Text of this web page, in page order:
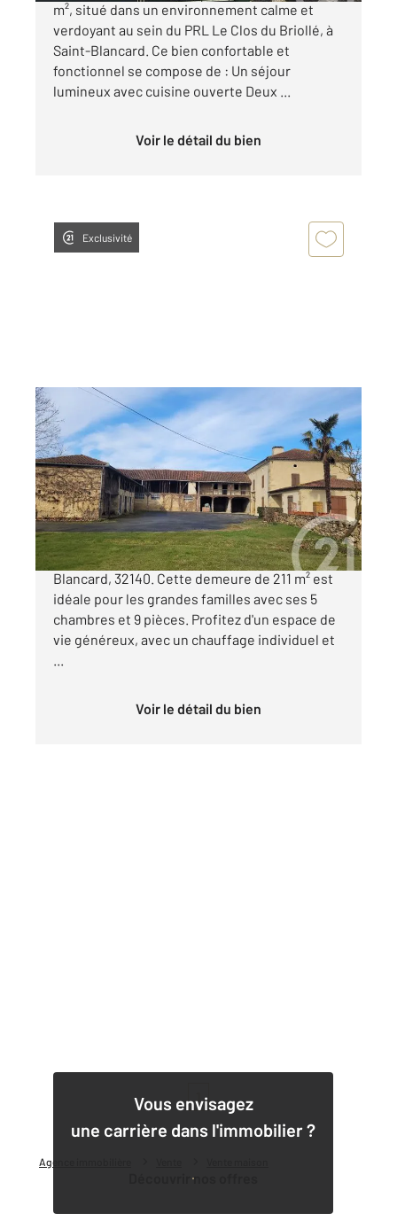
Agence immobilière
m², situé dans un environnement calme et
verdoyant au sein du PRL Le Clos du Briollé, à
Saint-Blancard. Ce bien confortable et
fonctionnel se compose de : Un séjour
lumineux avec cuisine ouverte Deux ...
Voir le détail du bien
Exclusivité
ST BLANCARD 32
211,37 m2, 9 pièces
Ref : 15
Maison à vendre
179 000 €
À vendre : Spacieux corps de ferme à Saint
Blancard, 32140. Cette demeure de 211 m² est
idéale pour les grandes familles avec ses 5
chambres et 9 pièces. Profitez d'un espace de
vie généreux, avec un chauffage individuel et
...
Voir le détail du bien
Vous envisagez
une carrière dans l'immobilier ?
Découvrir nos offres
1